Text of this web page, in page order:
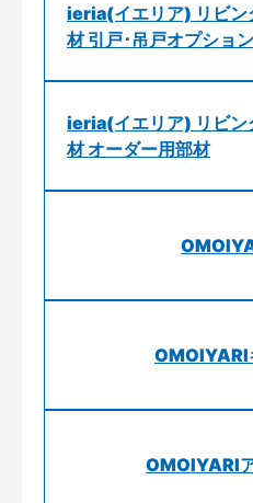
ieria(イエリア) リビン
材 引戸･吊戸オプション
ieria(イエリア) リビン
材 オーダー用部材
OMOIYARI
OMOIYARI